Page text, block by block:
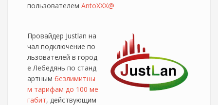
пользователем AntoXXX@
Провайдер Justlan на
чал подключение по
льзователей в город
е Лебедянь по станд
артным безлимитны
м тарифам до 100 ме
габит, действующим